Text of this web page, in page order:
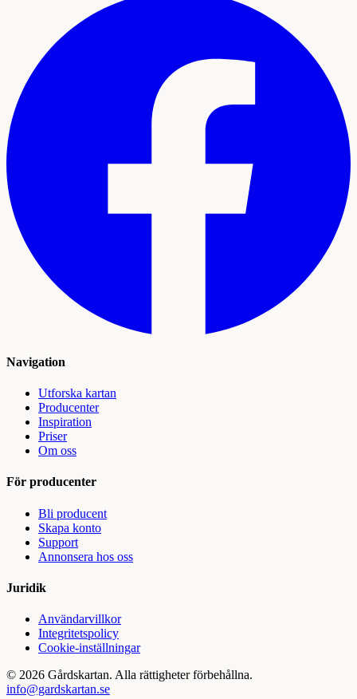
Navigation
Utforska kartan
Producenter
Inspiration
Priser
Om oss
För producenter
Bli producent
Skapa konto
Support
Annonsera hos oss
Juridik
Användarvillkor
Integritetspolicy
Cookie-inställningar
© 2026 Gårdskartan. Alla rättigheter förbehållna.
info@gardskartan.se